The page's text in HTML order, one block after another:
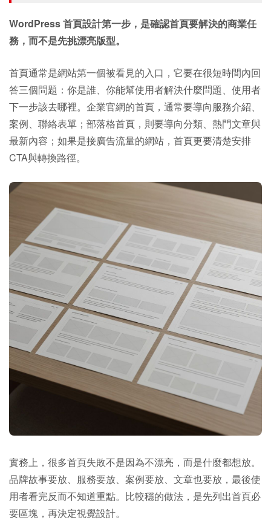
WordPress 首頁設計第一步，是確認首頁要解決的商業任
務，而不是先挑漂亮版型。
首頁通常是網站第一個被看見的入口，它要在很短時間內回
答三個問題：你是誰、你能幫使用者解決什麼問題、使用者
下一步該去哪裡。企業官網的首頁，通常要導向服務介紹、
案例、聯絡表單；部落格首頁，則要導向分類、熱門文章與
最新內容；如果是接廣告流量的網站，首頁更要清楚安排
CTA與轉換路徑。
實務上，很多首頁失敗不是因為不漂亮，而是什麼都想放。
品牌故事要放、服務要放、案例要放、文章也要放，最後使
用者看完反而不知道重點。比較穩的做法，是先列出首頁必
要區塊，再決定視覺設計。